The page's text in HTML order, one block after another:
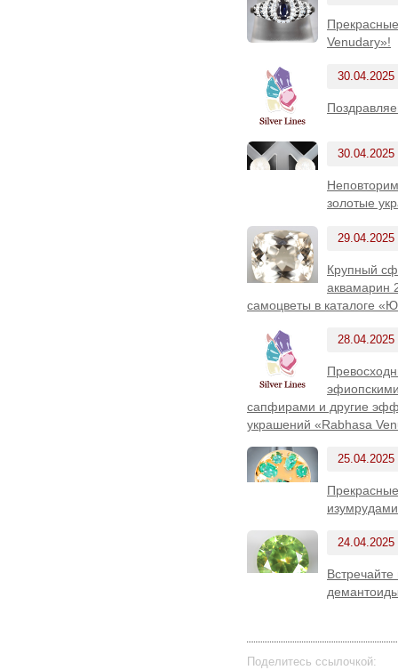
Venudary»!
30.04.2025
30.04.2025
золотые
29.04.2025
Крупный
аквамарин
самоцветы в каталоге
28.04.2025
сапфирами и другие
украшений «Rabhasa
25.04.2025
24.04.2025
Поделитесь ссылочкой: